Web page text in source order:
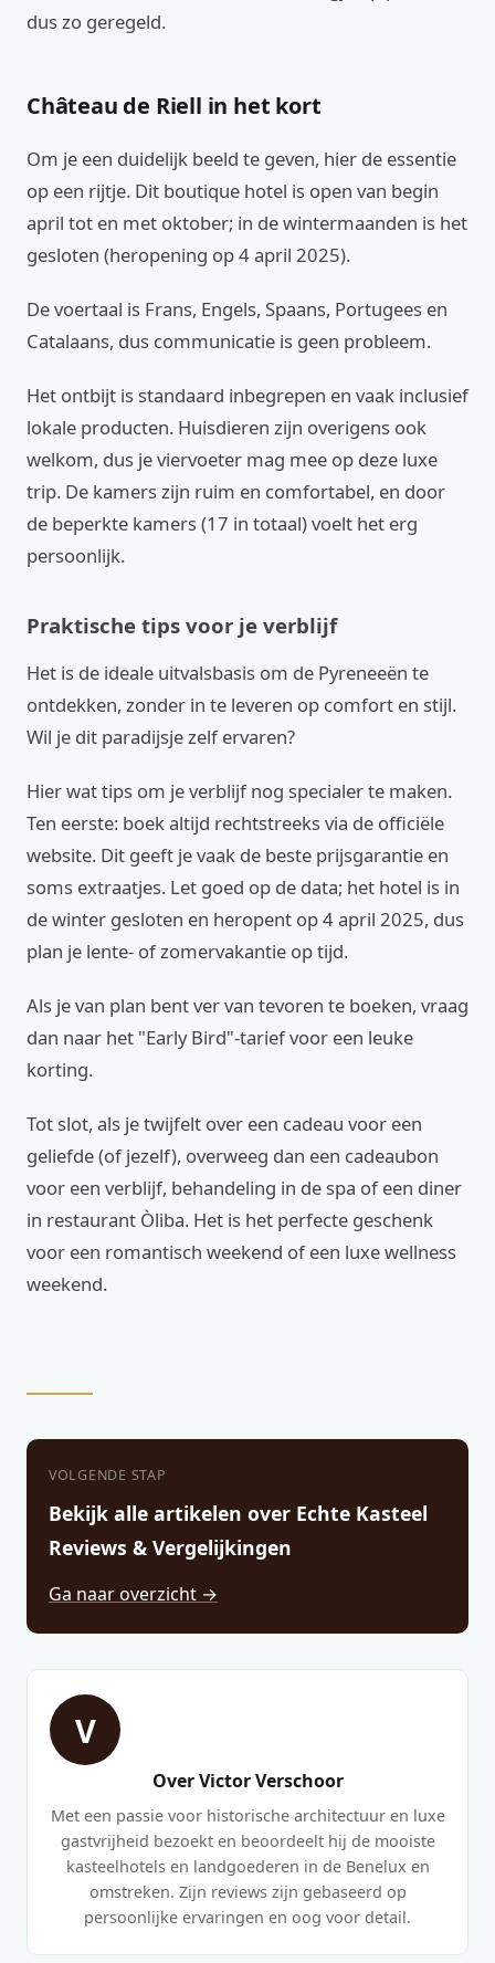
dus zo geregeld.
Château de Riell in het kort
Om je een duidelijk beeld te geven, hier de essentie
op een rijtje. Dit boutique hotel is open van begin
april tot en met oktober; in de wintermaanden is het
gesloten (heropening op 4 april 2025).
De voertaal is Frans, Engels, Spaans, Portugees en
Catalaans, dus communicatie is geen probleem.
Het ontbijt is standaard inbegrepen en vaak inclusief
lokale producten. Huisdieren zijn overigens ook
welkom, dus je viervoeter mag mee op deze luxe
trip. De kamers zijn ruim en comfortabel, en door
de beperkte kamers (17 in totaal) voelt het erg
persoonlijk.
Praktische tips voor je verblijf
Het is de ideale uitvalsbasis om de Pyreneeën te
ontdekken, zonder in te leveren op comfort en stijl.
Wil je dit paradijsje zelf ervaren?
Hier wat tips om je verblijf nog specialer te maken.
Ten eerste: boek altijd rechtstreeks via de officiële
website. Dit geeft je vaak de beste prijsgarantie en
soms extraatjes. Let goed op de data; het hotel is in
de winter gesloten en heropent op 4 april 2025, dus
plan je lente- of zomervakantie op tijd.
Als je van plan bent ver van tevoren te boeken, vraag
dan naar het "Early Bird"-tarief voor een leuke
korting.
Tot slot, als je twijfelt over een cadeau voor een
geliefde (of jezelf), overweeg dan een cadeaubon
voor een verblijf, behandeling in de spa of een diner
in restaurant Òliba. Het is het perfecte geschenk
voor een romantisch weekend of een luxe wellness
weekend.
VOLGENDE STAP
Bekijk alle artikelen over Echte Kasteel
Reviews & Vergelijkingen
Ga naar overzicht →
V
Over Victor Verschoor
Met een passie voor historische architectuur en luxe
gastvrijheid bezoekt en beoordeelt hij de mooiste
kasteelhotels en landgoederen in de Benelux en
omstreken. Zijn reviews zijn gebaseerd op
persoonlijke ervaringen en oog voor detail.